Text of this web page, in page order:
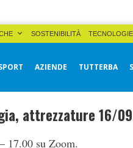
SOSTENIBILITÀ TECNOLOGIE
AZIENDE TUTTERBA
attrezzature 16/
17.00 su Zoom.